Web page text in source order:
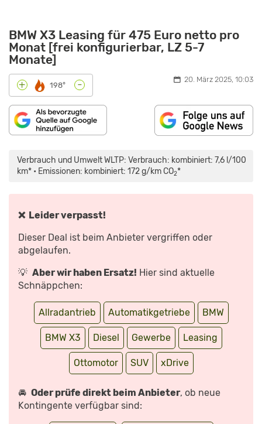
BMW X3 Leasing für 475 Euro netto pro
Monat [frei konfigurierbar, LZ 5-7
Monate]
+ 198° - 20. März 2025, 10:03
Verbrauch und Umwelt WLTP: Verbrauch: kombiniert: 7,6 l/100
km* • Emissionen: kombiniert: 172 g/km CO2*
❌ Leider verpasst!
Dieser Deal ist beim Anbieter vergriffen oder
abgelaufen.
💡 Aber wir haben Ersatz! Hier sind aktuelle
Schnäppchen:
Allradantrieb Automatikgetriebe BMW
BMW X3 Diesel Gewerbe Leasing
Ottomotor SUV xDrive
🚘 Oder prüfe direkt beim Anbieter, ob neue
Kontingente verfügbar sind:
(2024):
EIN
SCHRITT
ZEITUNG“
VON
ANZEIGEN